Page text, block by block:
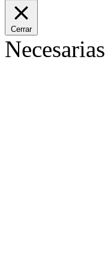
Cerrar
Necesarias